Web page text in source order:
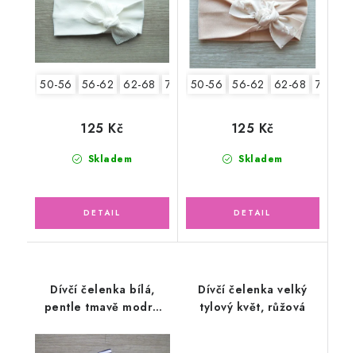
50-56 56-62 62-68 74-86
Skladem
125 Kč
50-56 56-62 62-68 74-86
Skladem
125 Kč
Dívčí čelenka bílá,
pentle tmavě modré
Dívčí čelenka velký
tylový květ, růžová